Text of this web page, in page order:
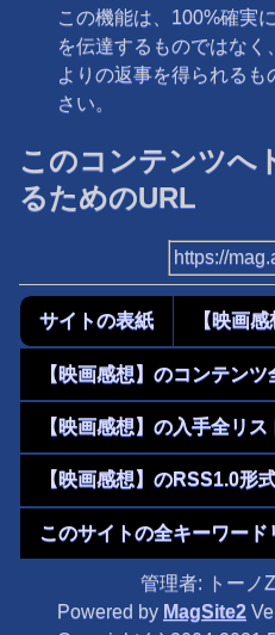
この機能は、100%確実
を伝達するものではな
よりの返事を得られる
さい。
このコンテンツへ
るためのURL
https://
サイトの表紙 【映画
【映画感想】のコンテンツ
【映画感想】の入手全リス
【映画感想】のRSS1.0形
このサイトの全キーワード
管理者: トーノ
Powered by MagSite2